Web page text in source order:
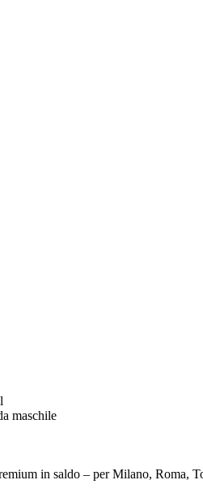
maschile
in saldo – per Milano,